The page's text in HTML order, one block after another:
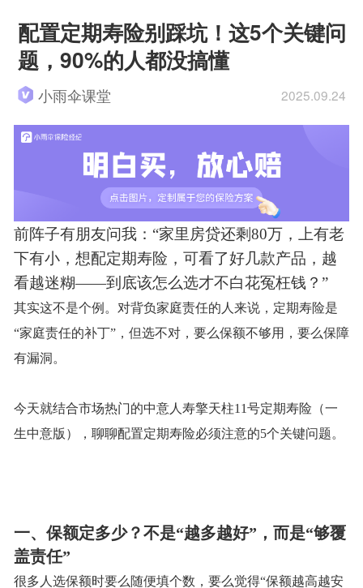
配置定期寿险别踩坑！这5个关键问
题，90%的人都没搞懂
小雨伞课堂 2025.09.24
前阵子有朋友问我： “家里房贷还剩80万，上有老
下有小，想配定期寿险，可看了好几款产品，越
看越迷糊——到底该怎么选才不白花冤枉钱？”
其实这不是个例。对背负家庭责任的人来说，定期寿险是
“家庭责任的补丁”，但选不对，要么保额不够用，要么保障
有漏洞。
今天就结合市场热门的中意人寿擎天柱11号定期寿险（一
生中意版），聊聊配置定期寿险必须注意的5个关键问题。
一、保额定多少？不是“越多越好”，而是“够覆
盖责任”
很多人选保额时要么随便填个数，要么觉得“保额越高越安